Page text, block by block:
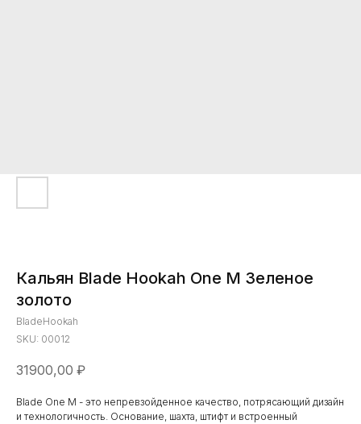
Кальян Blade Hookah One M Зеленое
золото
BladeHookah
SKU: 00012
31900,00 ₽
Blade One М - это непревзойденное качество, потрясающий дизайн
и технологичность. Основание, шахта, штифт и встроенный